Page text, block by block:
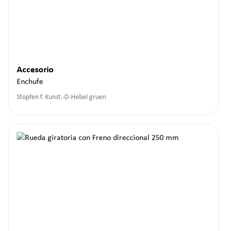
Accesorio
Enchufe
Stopfen f. Kunst.-D-Hebel gruen